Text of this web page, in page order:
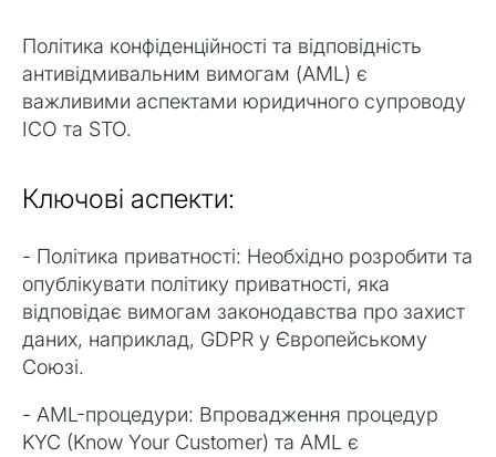
Політика конфіденційності та відповідність
антивідмивальним вимогам (AML) є
важливими аспектами юридичного супроводу
ICO та STO.
Ключові аспекти:
- Політика приватності: Необхідно розробити та
опублікувати політику приватності, яка
відповідає вимогам законодавства про захист
даних, наприклад, GDPR у Європейському
Союзі.
- AML-процедури: Впровадження процедур
KYC (Know Your Customer) та AML є